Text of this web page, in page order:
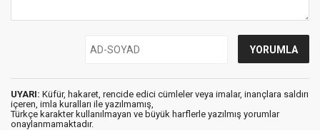
UYARI: Küfür, hakaret, rencide edici cümleler veya imalar, inançlara saldırı
içeren, imla kuralları ile yazılmamış,
Türkçe karakter kullanılmayan ve büyük harflerle yazılmış yorumlar
onaylanmamaktadır.